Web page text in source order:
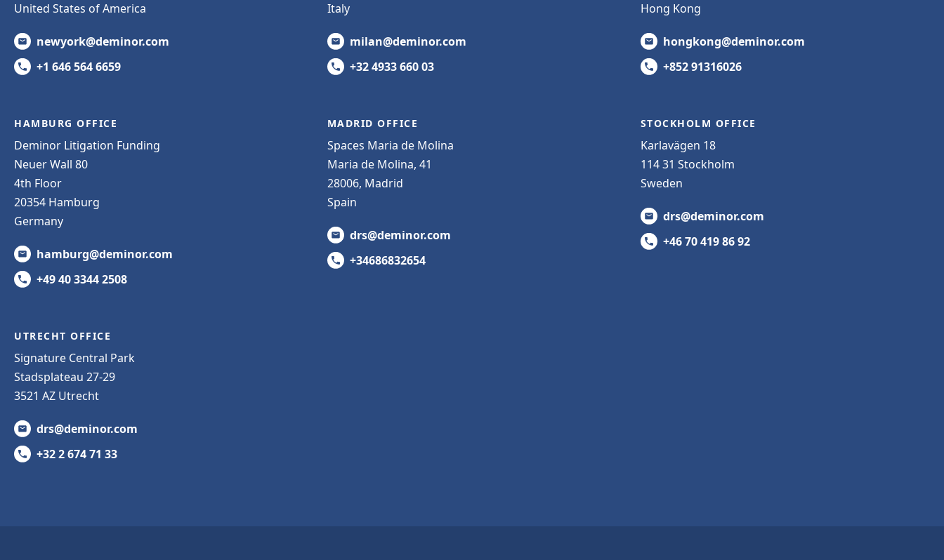
United States of America
newyork@deminor.com
+1 646 564 6659
Italy
milan@deminor.com
+32 4933 660 03
Hong Kong
hongkong@deminor.com
+852 91316026
HAMBURG OFFICE
Deminor Litigation Funding
Neuer Wall 80
4th Floor
20354 Hamburg
Germany
hamburg@deminor.com
+49 40 3344 2508
MADRID OFFICE
Spaces Maria de Molina
Maria de Molina, 41
28006, Madrid
Spain
drs@deminor.com
+34686832654
STOCKHOLM OFFICE
Karlavägen 18
114 31 Stockholm
Sweden
drs@deminor.com
+46 70 419 86 92
UTRECHT OFFICE
Signature Central Park
Stadsplateau 27-29
3521 AZ Utrecht
drs@deminor.com
+32 2 674 71 33